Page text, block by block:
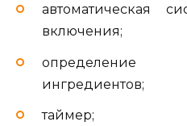
автоматическая
включения;
определение
ингредиентов;
таймер;